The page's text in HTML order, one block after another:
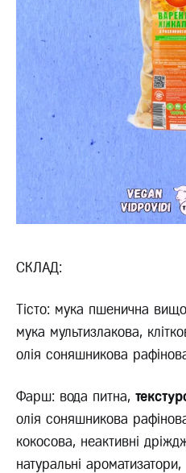
СКЛАД:
Тісто: мука пшенична
мука мультизлакова,
олія соняшникова
Фарш: вода питна,
олія соняшникова
кокосова, неактивні
натуральні